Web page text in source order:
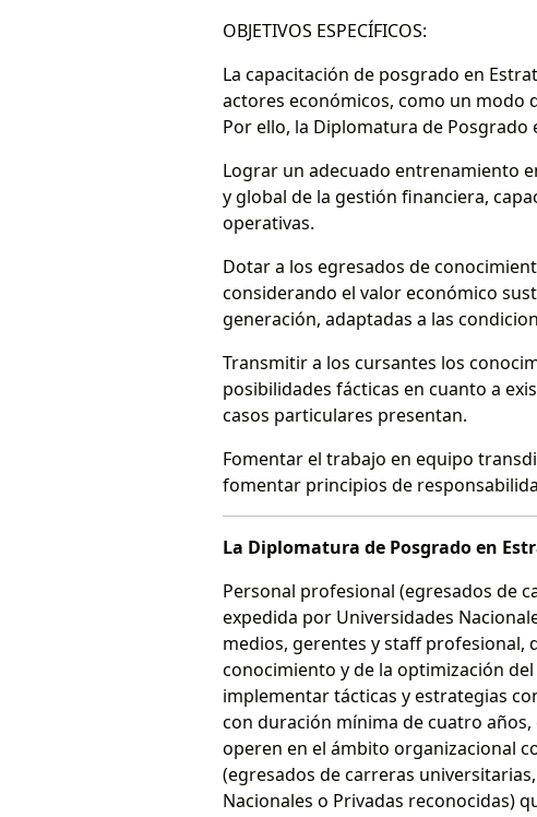
OBJETIVOS ESPECÍFICOS:
La capacitación de posgrado en
actores económicos, como un modo
Por ello, la Diplomatura de
Lograr un adecuado entrenamiento
y global de la gestión financiera,
operativas.
Dotar a los egresados de
considerando el valor económico
generación, adaptadas a las
Transmitir a los cursantes los
posibilidades fácticas en cuanto a
casos particulares presentan.
Fomentar el trabajo en equipo
fomentar principios de
La Diplomatura de Posgrado en
Personal profesional (egresados de
expedida por Universidades
medios, gerentes y staff profesional,
conocimiento y de la optimización
implementar tácticas y estrategias
con duración mínima de cuatro
operen en el ámbito organizacional
(egresados de carreras
Nacionales o Privadas reconocidas)